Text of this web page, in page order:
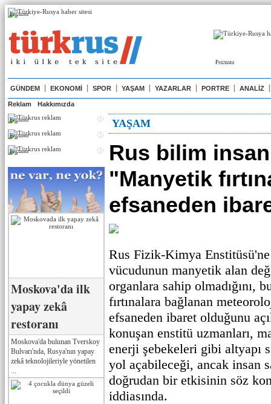
Реклама
Реклама
GÜNDEM EKONOMİ SPOR YAŞAM YAZARLAR PORTRE ANALİZ
Reklam Hakkımızda
Реклама
Реклама
Реклама
Moskova'da ilk
yapay zekâ
restoranı
Moskova'da bulunan Tverskoy
Bulvarı'nda, Rusya'nın yapay
zekâ teknolojileriyle yönetilen
YAŞAM
Rus bilim
"Manyetik
efsaneden
Rus Fizik-Kimya
vücudunun manyetik alan
organlara sahip olmadığını,
fırtınalara bağlanan
efsaneden ibaret olduğunu
konuşan enstitü uzmanları,
enerji şebekeleri gibi altyapı
yol açabileceği, ancak insan
doğrudan bir etkisinin söz
iddiasında.